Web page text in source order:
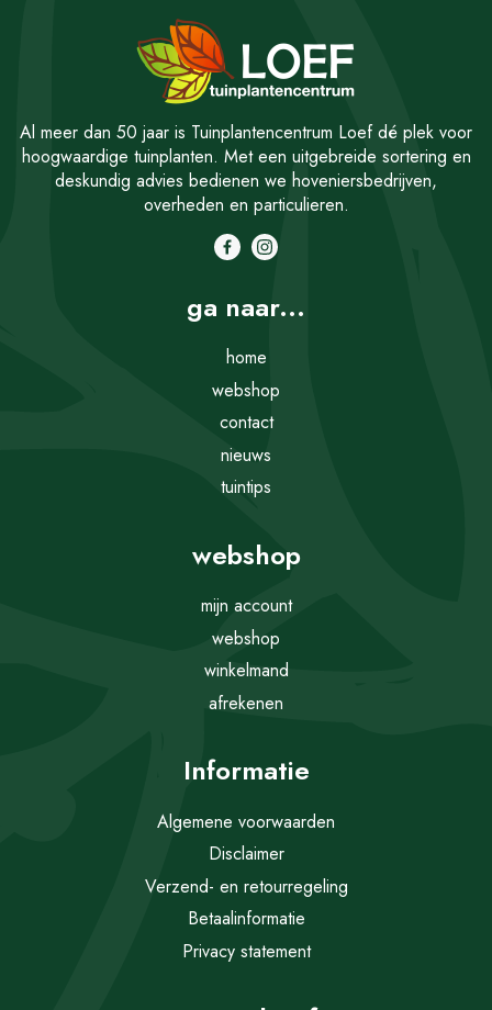
Al meer dan 50 jaar is Tuinplantencentrum Loef dé plek voor
hoogwaardige tuinplanten. Met een uitgebreide sortering en
deskundig advies bedienen we hoveniersbedrijven,
overheden en particulieren.
ga naar...
home
webshop
contact
nieuws
tuintips
webshop
mijn account
webshop
winkelmand
afrekenen
Informatie
Algemene voorwaarden
Disclaimer
Verzend- en retourregeling
Betaalinformatie
Privacy statement